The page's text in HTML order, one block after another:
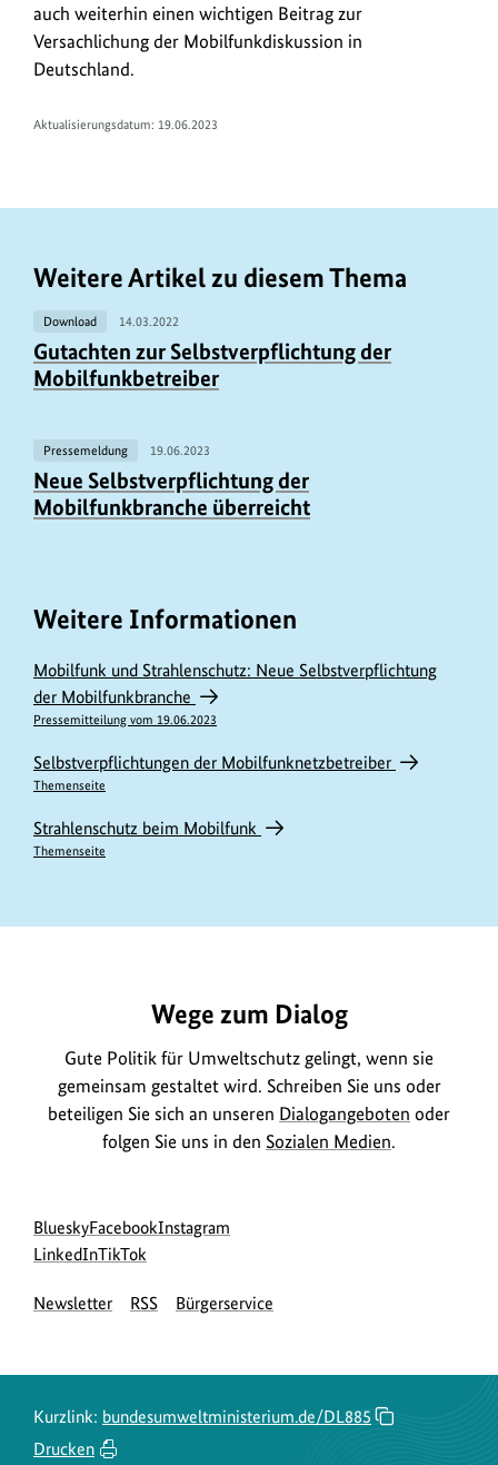
auch weiterhin einen wichtigen Beitrag zur
Versachlichung der Mobilfunkdiskussion in
Deutschland.
Aktualisierungsdatum: 19.06.2023
Weitere Artikel zu diesem Thema
Download 14.03.2022
Gutachten zur Selbstverpflichtung der
Mobilfunkbetreiber
Pressemeldung 19.06.2023
Neue Selbstverpflichtung der
Mobilfunkbranche überreicht
Weitere Informationen
Mobilfunk und Strahlenschutz: Neue Selbstverpflichtung
der Mobilfunkbranche
Pressemitteilung vom 19.06.2023
Selbstverpflichtungen der Mobilfunknetzbetreiber
Themenseite
Strahlenschutz beim Mobilfunk
Themenseite
Wege zum Dialog
Gute Politik für Umweltschutz gelingt, wenn sie
gemeinsam gestaltet wird. Schreiben Sie uns oder
beteiligen Sie sich an unseren Dialogangeboten oder
folgen Sie uns in den Sozialen Medien.
Social
Media
Blueskyzur
Bluesky-
des
Facebookzur
des
Instagram
des
LinkedInzur
Seite
zur
Seite
TikTok
Newsletter RSS Bürgerservice
Kurzlink: bundesumweltministerium.de/DL885
Drucken